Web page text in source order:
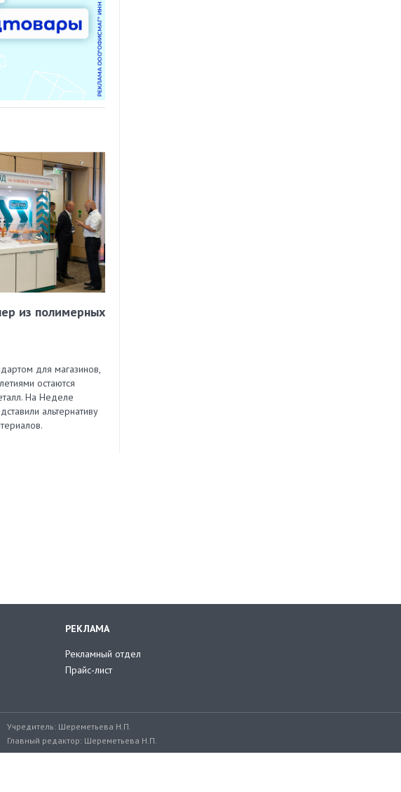
из полимерных
для магазинов,
остаются
На Неделе
альтернативу
РЕКЛАМА
Рекламный отдел
Прайс-лист
Учредитель: Шереметьева Н.П.
Главный редактор: Шереметьева Н.П.